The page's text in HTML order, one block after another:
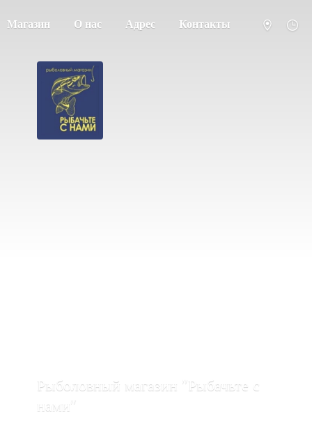
Магазин О нас Адрес Контакты
Рыболовный магазин "Рыбачьте с
нами"